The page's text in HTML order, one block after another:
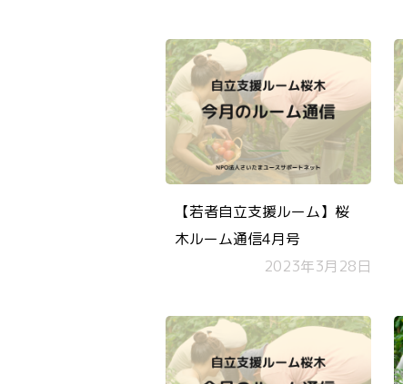
【若者自立支援ルーム】桜
木ルーム通信4月号
2023年3月28日